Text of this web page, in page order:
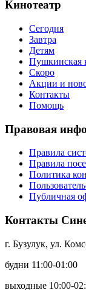
Кинотеатр
Сегодня
Завтра
Детям
Пушкинская
Скоро
Акции и
Контакты
Помощь
Правовая
Правила
Правила
Политика
Публичная
Контакты
г. Бузулук, ул.
будни 11:00-01:00
выходные 10:00-